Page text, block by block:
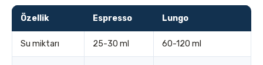
Özellik Espresso Lungo
Su miktarı 25-30 ml 60-120 ml